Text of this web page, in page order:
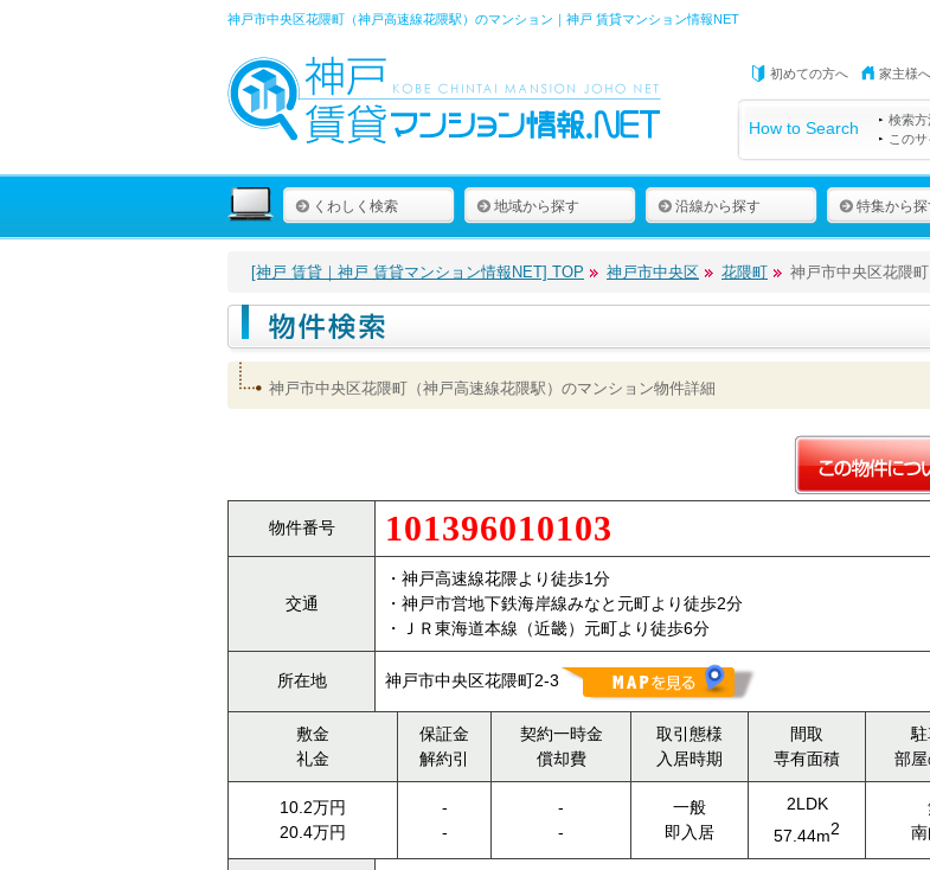
神戸市中央区花隈町（神戸高速線花隈駅）のマンション｜神戸 賃貸マンション情報NET
初めての方へ 家主様へ
How to Search 検索方
この
くわしく検索 地域から探す 沿線から探す 特集から
[神戸 賃貸｜神戸 賃貸マンション情報NET] TOP 神戸市中央区 花隈町 神戸市中央区花隈
神戸市中央区花隈町（神戸高速線花隈駅）のマンション物件詳細
物件番号 101396010103
交通
・神戸高速線花隈より徒歩1分
・神戸市営地下鉄海岸線みなと元町より徒歩2分
・ＪＲ東海道本線（近畿）元町より徒歩6分
所在地 神戸市中央区花隈町2-3
敷金
礼金
保証金
解約引
契約一時金
償却費
取引態様
入居時期
間取
専有面積
部屋
10.2万円
20.4万円
-
-
-
-
一般
即入居
2LDK
57.44m2
南